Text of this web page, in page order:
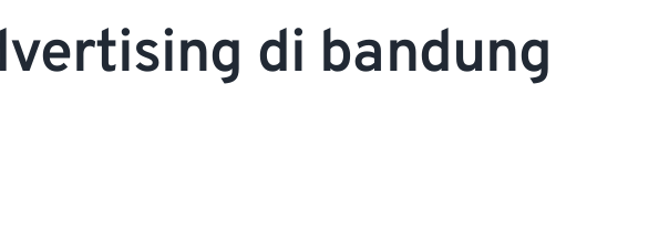
di bandung